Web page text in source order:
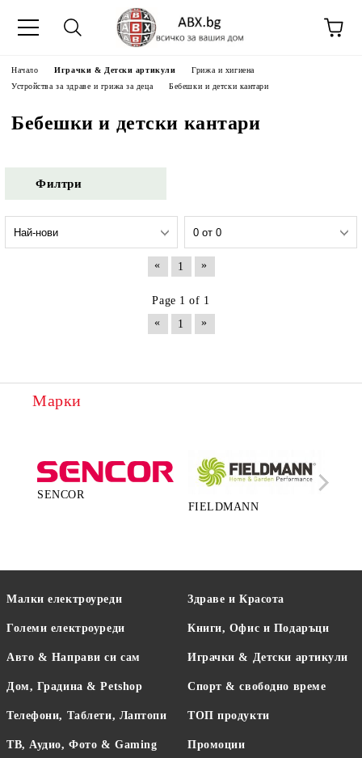
Начало Играчки & Детски артикули
Грижа и хигиена
Устройства за здраве и грижа за деца
Бебешки и детски кантари
Бебешки и детски кантари
Филтри
« 1 »
Page 1 of 1
«
1 »
Марки
SENCOR
FIELDMANN
Малки електроуреди
Големи електроуреди
Авто & Направи си сам
Дом, Градина & Petshop
Телефони, Таблети, Лаптопи
ТВ, Аудио, Фото & Gaming
Здраве и Красота
Книги, Офис и Подаръци
Играчки & Детски артикули
Спорт & свободно време
ТОП продукти
Промоции